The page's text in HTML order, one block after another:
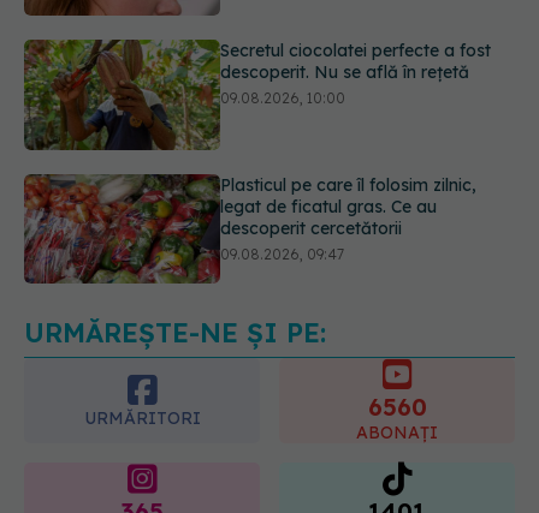
Plasticul pe care îl folosim zilnic,
legat de ficatul gras. Ce au
Mai trebuie să numărăm caloriile ca
să slăbim? Ce se schimbă în era
medicamentelor GLP-1
URMĂREȘTE-NE ȘI PE:
URMĂRITORI 6560
ABONAȚI